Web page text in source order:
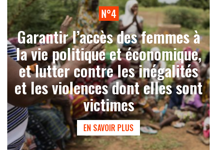
N°4
Garantir l’accès des femmes à
la vie politique et économique,
et lutter contre les inégalités
et les violences dont elles sont
victimes
EN SAVOIR PLUS